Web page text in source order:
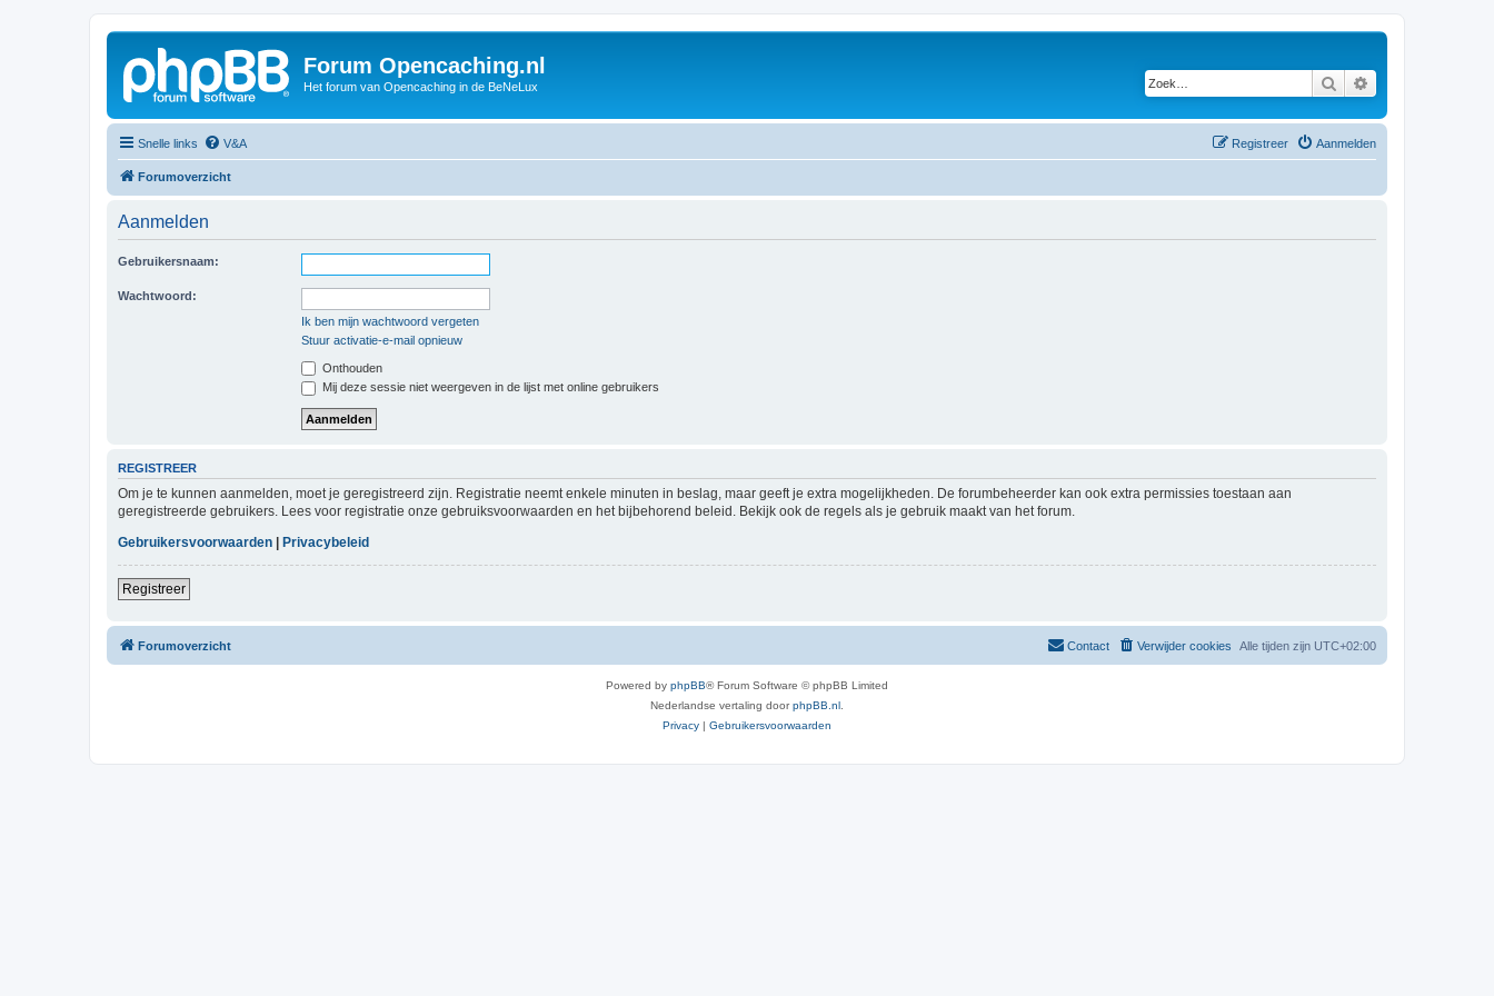
Forum Opencaching.nl
Het forum van Opencaching in de BeNeLux Zoek
Snelle links V&A Aanmelden
Registreer
Forumoverzicht
Aanmelden
Gebruikersnaam:
Wachtwoord:
Ik ben mijn wachtwoord vergeten
Stuur activatie-e-mail opnieuw
Onthouden
Mij deze sessie niet weergeven in de lijst met online gebruikers
REGISTREER
Om je te kunnen aanmelden, moet je geregistreerd zijn. Registratie neemt enkele minuten in beslag, maar geeft je extra mogelijkheden. De forumbeheerder kan ook extra permissies toestaan aan
geregistreerde gebruikers. Lees voor registratie onze gebruiksvoorwaarden en het bijbehorend beleid. Bekijk ook de regels als je gebruik maakt van het forum.
Gebruikersvoorwaarden
Privacybeleid
Registreer
Forumoverzicht Alle tijden zijn UTC+02:00
Verwijder cookies
Contact
Powered by phpBB® Forum Software © phpBB Limited
Nederlandse vertaling doorphpBB.nl.
Privacy | Gebruikersvoorwaarden